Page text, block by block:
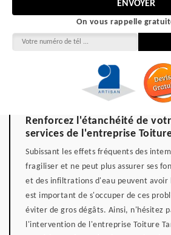
On vous rappelle
Renforcez l'étanchéité de
services de l'entreprise
Subissant les effets fréquents des
fragiliser et ne peut plus assurer ses
et des infiltrations d'eau peuvent avoir
est important de s'occuper de ces
éviter de gros dégâts. Ainsi, n'hésitez
l'intervention de l'entreprise Toiture